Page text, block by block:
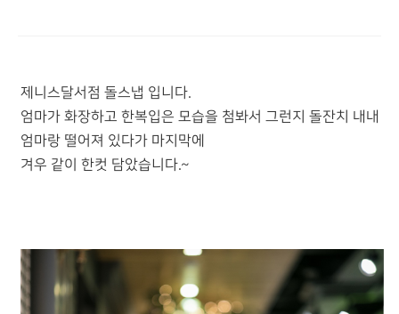
제니스달서점 돌스냅 입니다.
엄마가 화장하고 한복입은 모습을 첨봐서 그런지 돌잔치 내내
엄마랑 떨어져 있다가 마지막에
겨우 같이 한컷 담았습니다.~